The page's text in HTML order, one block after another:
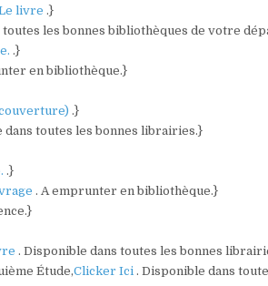
livre .}
toutes les bonnes bibliothèques de votre
.}
en bibliothèque.}
.}
dans toutes les bonnes librairies.}
.}
. A emprunter en bibliothèque.}
. Disponible dans toutes les bonnes
Étude,Clicker Ici . Disponible dans